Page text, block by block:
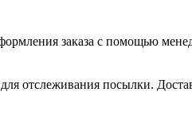
заказа с помощью
отслеживания посылки.